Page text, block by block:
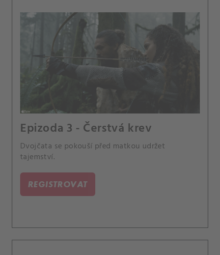
Epizoda 3 - Čerstvá krev
Dvojčata se pokouší před matkou udržet
tajemství.
REGISTROVAT